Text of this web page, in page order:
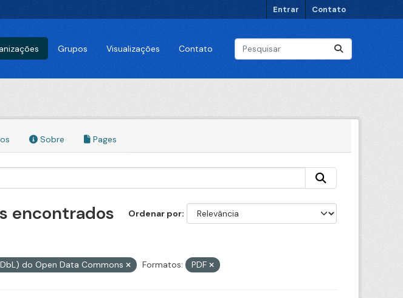
Entrar Contato
Grupos Visualizações Contato
Sobre Pages
Ordenar por
encontrados
do Open Data Commons
Formatos: PDF